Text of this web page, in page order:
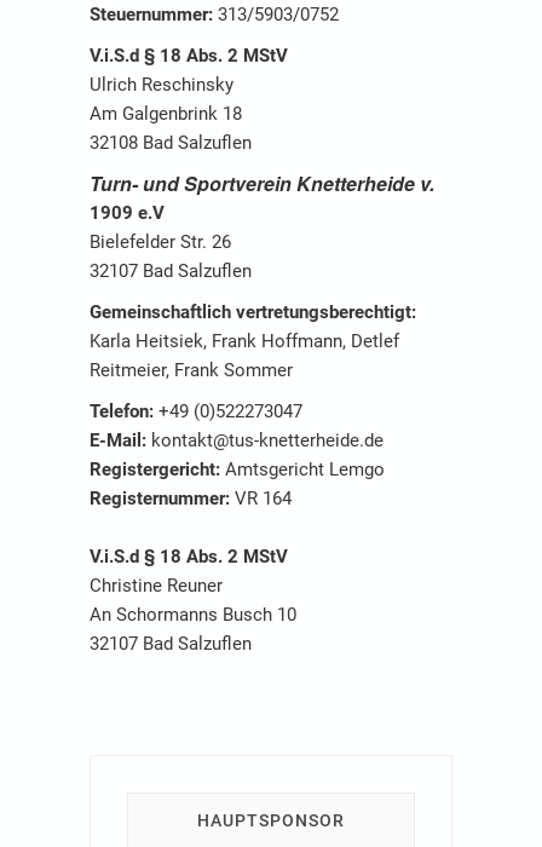
Steuernummer: 313/5903/0752
V.i.S.d § 18 Abs. 2 MStV
Ulrich Reschinsky
Am Galgenbrink 18
32108 Bad Salzuflen
Turn- und Sportverein Knetterheide v.
1909 e.V
Bielefelder Str. 26
32107 Bad Salzuflen
Gemeinschaftlich vertretungsberechtigt:
Karla Heitsiek, Frank Hoffmann, Detlef
Reitmeier, Frank Sommer
Telefon: +49 (0)522273047
E-Mail: kontakt@tus-knetterheide.de
Registergericht: Amtsgericht Lemgo
Registernummer: VR 164
V.i.S.d § 18 Abs. 2 MStV
Christine Reuner
An Schormanns Busch 10
32107 Bad Salzuflen
HAUPTSPONSOR